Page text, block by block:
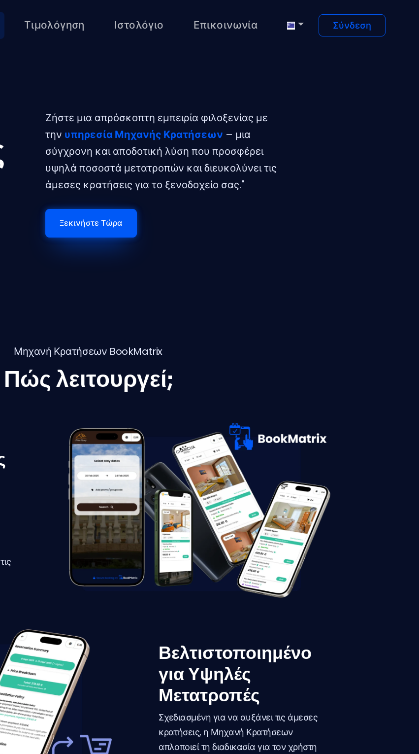
Τιμολόγηση Ιστολόγιο Επικοινωνία Σύνδεση
Ζήστε μια απρόσκοπτη εμπειρία φιλοξενίας με
την υπηρεσία Μηχανής Κρατήσεων – μια
σύγχρονη και αποδοτική λύση που προσφέρει
υψηλά ποσοστά μετατροπών και διευκολύνει τις
άμεσες κρατήσεις για το ξενοδοχείο σας."
Ξεκινήστε Τώρα
Μηχανή Κρατήσεων BookMatrix
Πώς λειτουργεί;
Βελτιστοποιημένο
για Υψηλές
Μετατροπές
Σχεδιασμένη για να αυξάνει τις άμεσες
κρατήσεις, η Μηχανή Κρατήσεων
απλοποιεί τη διαδικασία για τον χρήστη